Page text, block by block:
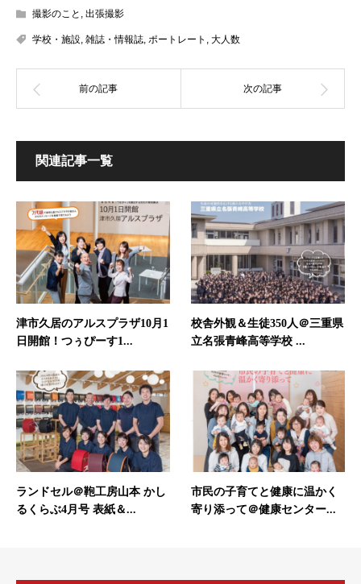
撮影のこと , 出張撮影
学校・施設, 雑誌・情報誌, ポートレート , 大人数
関連記事一覧
津市久居のアルスプラザ10月1
日開館！つぅぴーす1...
校舎外観＆生徒350人＠三重県
立名張青峰高等学校 ...
ランドセル＠鞄工房山本 かし
るくらぶ4月号 表紙＆...
市民の子育てと健康に温かく
寄り添って＠健康センター...